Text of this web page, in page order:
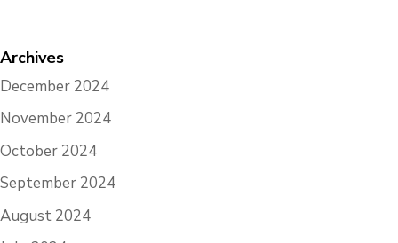
Archives
December 2024
November 2024
October 2024
September 2024
August 2024